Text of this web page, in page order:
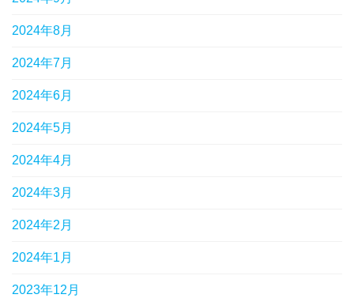
2024年8月
2024年7月
2024年6月
2024年5月
2024年4月
2024年3月
2024年2月
2024年1月
2023年12月